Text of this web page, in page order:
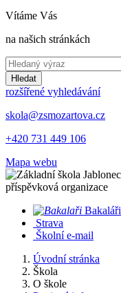
Vítáme Vás
na našich stránkách
Hledat
rozšířené vyhledávání
skola@zsmozartova.cz
+420 731 449 106
Mapa webu
Bakaláři
Strava
Školní e-mail
Úvodní stránka
Škola
O škole